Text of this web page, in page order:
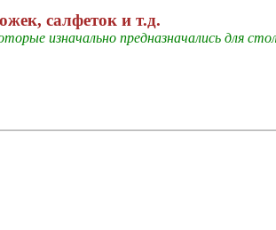
салфеток и т.д.
изначально предназначались для